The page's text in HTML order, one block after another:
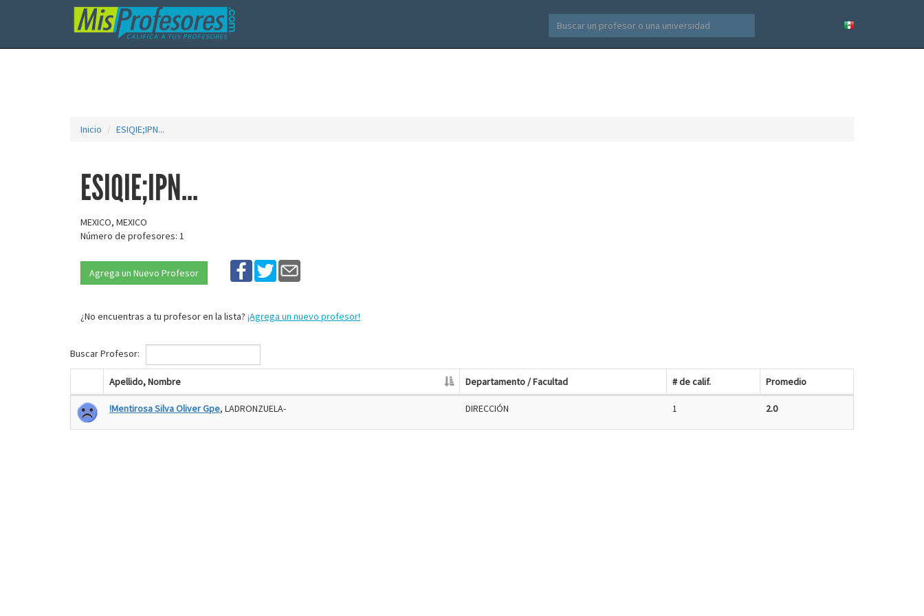
Inicio ESIQIE;IPN...
ESIQIE;IPN...
MEXICO, MEXICO
Número de profesores: 1
Agrega un Nuevo Profesor
¿No encuentras a tu profesor en la lista? ¡Agrega un nuevo profesor!
Buscar Profesor:
Apellido, Nombre Departamento / Facultad # de calif. Promedio
!Mentirosa Silva Oliver Gpe, LADRONZUELA- DIRECCIÓN 1 2.0